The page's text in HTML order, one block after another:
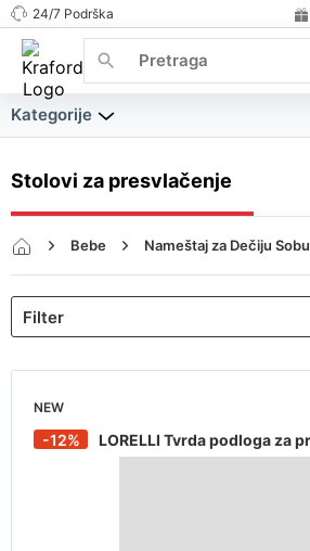
24/7 Podrška
Kategorije
Stolovi za presvlačenje
Bebe Nameštaj za Dečiju Sobu
Stolovi za presvlačenje
NEW
-12%